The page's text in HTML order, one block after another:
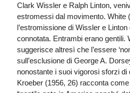
Clark Wissler e Ralph Linton,
estromessi dal movimento. White
l’estromissione di Wissler e
connotata. Entrambi erano gentili.
suggerisce altresì che l’essere
sull’esclusione di George A.
nonostante i suoi vigorosi sforzi di
Kroeber (1956, 26) racconta